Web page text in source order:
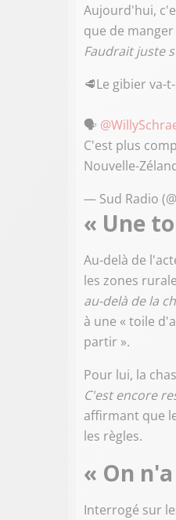
Aujourd'hui,
que de
Faudrait juste
🥩Le gibier va-
🗣️
C'est plus
Nouvelle-
— Sud Radio
« Une
Au-delà de
les zones
au-delà de la
à une « toile
partir ».
Pour lui, la
C'est encore
affirmant que
les règles.
« On
Interrogé sur